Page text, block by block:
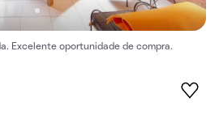
Excelente oportunidade de compra.